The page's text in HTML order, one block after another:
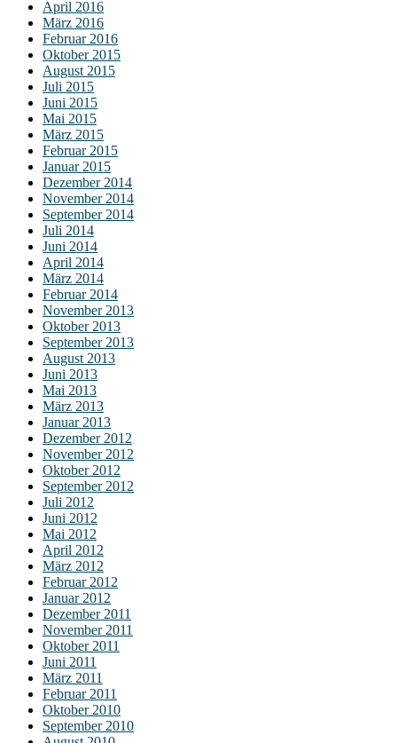
April 2016
März 2016
Februar 2016
Oktober 2015
August 2015
Juli 2015
Juni 2015
Mai 2015
März 2015
Februar 2015
Januar 2015
Dezember 2014
November 2014
September 2014
Juli 2014
Juni 2014
April 2014
März 2014
Februar 2014
November 2013
Oktober 2013
September 2013
August 2013
Juni 2013
Mai 2013
März 2013
Januar 2013
Dezember 2012
November 2012
Oktober 2012
September 2012
Juli 2012
Juni 2012
Mai 2012
April 2012
März 2012
Februar 2012
Januar 2012
Dezember 2011
November 2011
Oktober 2011
Juni 2011
März 2011
Februar 2011
Oktober 2010
September 2010